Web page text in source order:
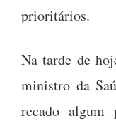
prioritários.
Na tarde de
ministro da
recado algum